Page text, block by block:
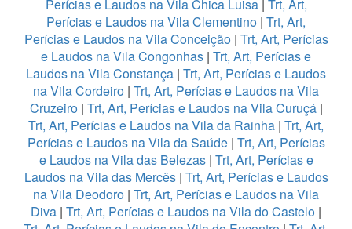
Perícias e Laudos na Vila Chica Luisa | Trt, Art,
Perícias e Laudos na Vila Clementino | Trt, Art,
Perícias e Laudos na Vila Conceição| Trt, Art, Perícias
e Laudos na Vila Congonhas | Trt, Art, Perícias e
Laudos na Vila Constança | Trt, Art, Perícias e Laudos
na Vila Cordeiro | Trt, Art, Perícias e Laudos na Vila
Cruzeiro | Trt, Art, Perícias e Laudos na Vila Curuçá |
Trt, Art, Perícias e Laudos na Vila da Rainha | Trt, Art,
Perícias e Laudos na Vila da Saúde| Trt, Art, Perícias
e Laudos na Vila das Belezas| Trt, Art, Perícias e
Laudos na Vila das Mercês| Trt, Art, Perícias e Laudos
na Vila Deodoro | Trt, Art, Perícias e Laudos na Vila
Diva | Trt, Art, Perícias e Laudos na Vila do Castelo |